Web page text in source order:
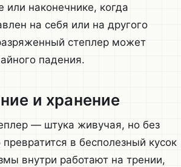
или наконечнике, когда
на себя или на другого
степлер может
падения.
и хранение
— штука живучая, но без
в бесполезный кусок
внутри работают на трении,